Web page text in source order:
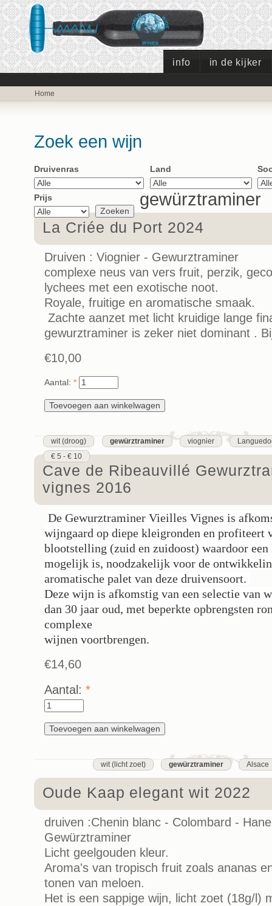
info in de kijker
Home
Zoek een wijn
Druivenras Land
Prijs gewürztraminer
La Criée du Port 2024
Druiven : Viognier - Gewurztraminer
complexe neus van vers fruit, perzik,
lychees met een exotische noot.
Royale, fruitige en aromatische smaak.
Zachte aanzet met licht kruidige lange
gewurztraminer is zeker niet dominant .
€10,00
Aantal: *
wit (droog) gewürztraminer viognier
€ 5 - € 10
Cave de Ribeauvillé
vignes 2016
De Gewurztraminer Vieilles Vignes is
wijngaard op diepe kleigronden en profiteert
blootstelling (zuid en zuidoost) waardoor
mogelijk is, noodzakelijk voor de
aromatische palet van deze druivensoort.
Deze wijn is afkomstig van een selectie van
dan 30 jaar oud, met beperkte opbrengsten
complexe
wijnen voortbrengen.
€14,60
Aantal: *
wit (licht zoet) gewürztraminer Alsace
Oude Kaap elegant wit 2022
druiven :Chenin blanc - Colombard -
Gewürztraminer
Licht geelgouden kleur.
Aroma's van tropisch fruit zoals ananas
tonen van meloen.
Het is een sappige wijn, licht zoet (18g/l)